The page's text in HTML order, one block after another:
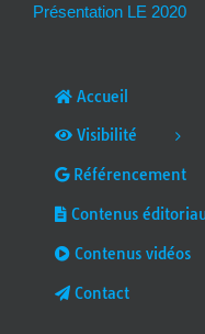
Présentation LE 2020
Accueil
Visibilité
Référencement
Contenus
Contenus vidéos
Contact